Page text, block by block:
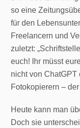
so eine
für den
Freelancern und
zuletzt:
euch! Ihr müsst
nicht von ChatGPT
Fotokopierern –
Heute kann man
Doch sie